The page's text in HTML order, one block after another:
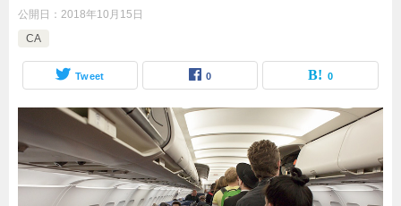
公開日： 2018年10月15日
CA
Tweet 0 0